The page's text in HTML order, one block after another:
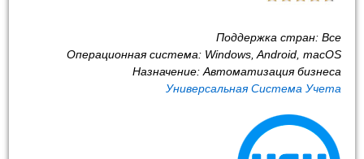
Поддержка стран: Все
Операционная система: Windows, Android, macOS
Назначение: Автоматизация бизнеса
Универсальная Система Учета